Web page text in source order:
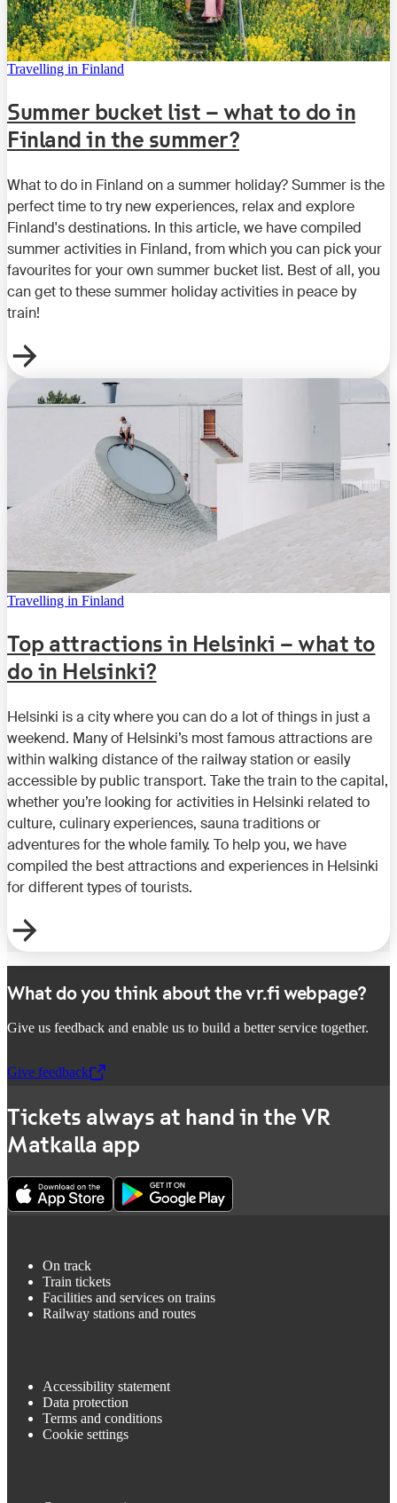
Travelling in Finland
Summer bucket list – what to do in
Finland in the summer?
What to do in Finland on a summer holiday? Summer is the
perfect time to try new experiences, relax and explore
Finland's destinations. In this article, we have compiled
summer activities in Finland, from which you can pick your
favourites for your own summer bucket list. Best of all, you
can get to these summer holiday activities in peace by
train!
Travelling in Finland
Top attractions in Helsinki – what to
do in Helsinki?
Helsinki is a city where you can do a lot of things in just a
weekend. Many of Helsinki’s most famous attractions are
within walking distance of the railway station or easily
accessible by public transport. Take the train to the capital,
whether you’re looking for activities in Helsinki related to
culture, culinary experiences, sauna traditions or
adventures for the whole family. To help you, we have
compiled the best attractions and experiences in Helsinki
for different types of tourists.
What do you think about the vr.fi webpage?
Give us feedback and enable us to build a better service together.
Give feedback
,Opens in a new tab
Tickets always at hand in the VR
Matkalla app
On track
Train tickets
Facilities and services on trains
Railway stations and routes
Accessibility statement
Data protection
Terms and conditions
Cookie settings